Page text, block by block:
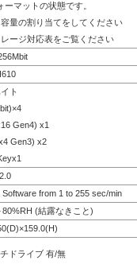
マットの状態です。
量の割り当てをしてください
ージ対応表をご覧ください
ト
Gen4) x1
Gen3) x2
from 1 to 255 sec/min
(結露なきこと)
ドライブ 有/無